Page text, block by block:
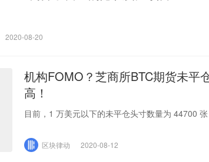
2020-08-20
机构FOMO？芝商所BTC期货未平
高！
目前，1 万美元以下的未平仓头寸数量为 44700 张
区块律动 2020-08-12